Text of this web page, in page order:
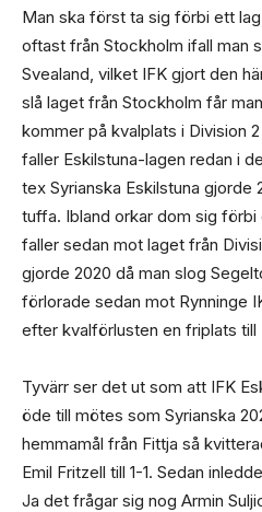
Man ska först ta sig förbi ett lag
oftast från Stockholm ifall man
Svealand, vilket IFK gjort den
slå laget från Stockholm får
kommer på kvalplats i Division
faller Eskilstuna-lagen redan i
tex Syrianska Eskilstuna gjorde
tuffa. Ibland orkar dom sig
faller sedan mot laget från
gjorde 2020 då man slog
förlorade sedan mot Rynninge
efter kvalförlusten en friplats till
Tyvärr ser det ut som att IFK
öde till mötes som Syrianska
hemmamål från Fittja så
Emil Fritzell till 1-1. Sedan
Ja det frågar sig nog Armin